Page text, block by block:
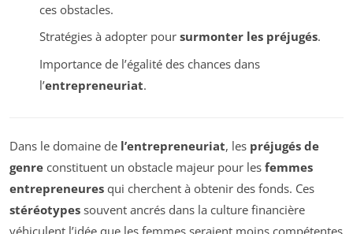
ces obstacles.
Stratégies à adopter pour surmonter les préjugés.
Importance de l’égalité des chances dans
l’entrepreneuriat.
Dans le domaine de l’entrepreneuriat, les préjugés de
genre constituent un obstacle majeur pour les femmes
entrepreneures qui cherchent à obtenir des fonds. Ces
stéréotypes souvent ancrés dans la culture financière